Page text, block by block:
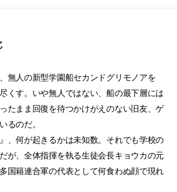
無人の新型学園船セカンドグリモノアを
くす。いや無人ではない、船の最下層には
たまま回復を待つかけがえのない旧友、ゲ
るのだ。
、何が起きるかは未知数。それでも学校の
が、全体指揮を執る生徒会長キョウカの元
国籍連合軍の代表として何食わぬ顔で現れ